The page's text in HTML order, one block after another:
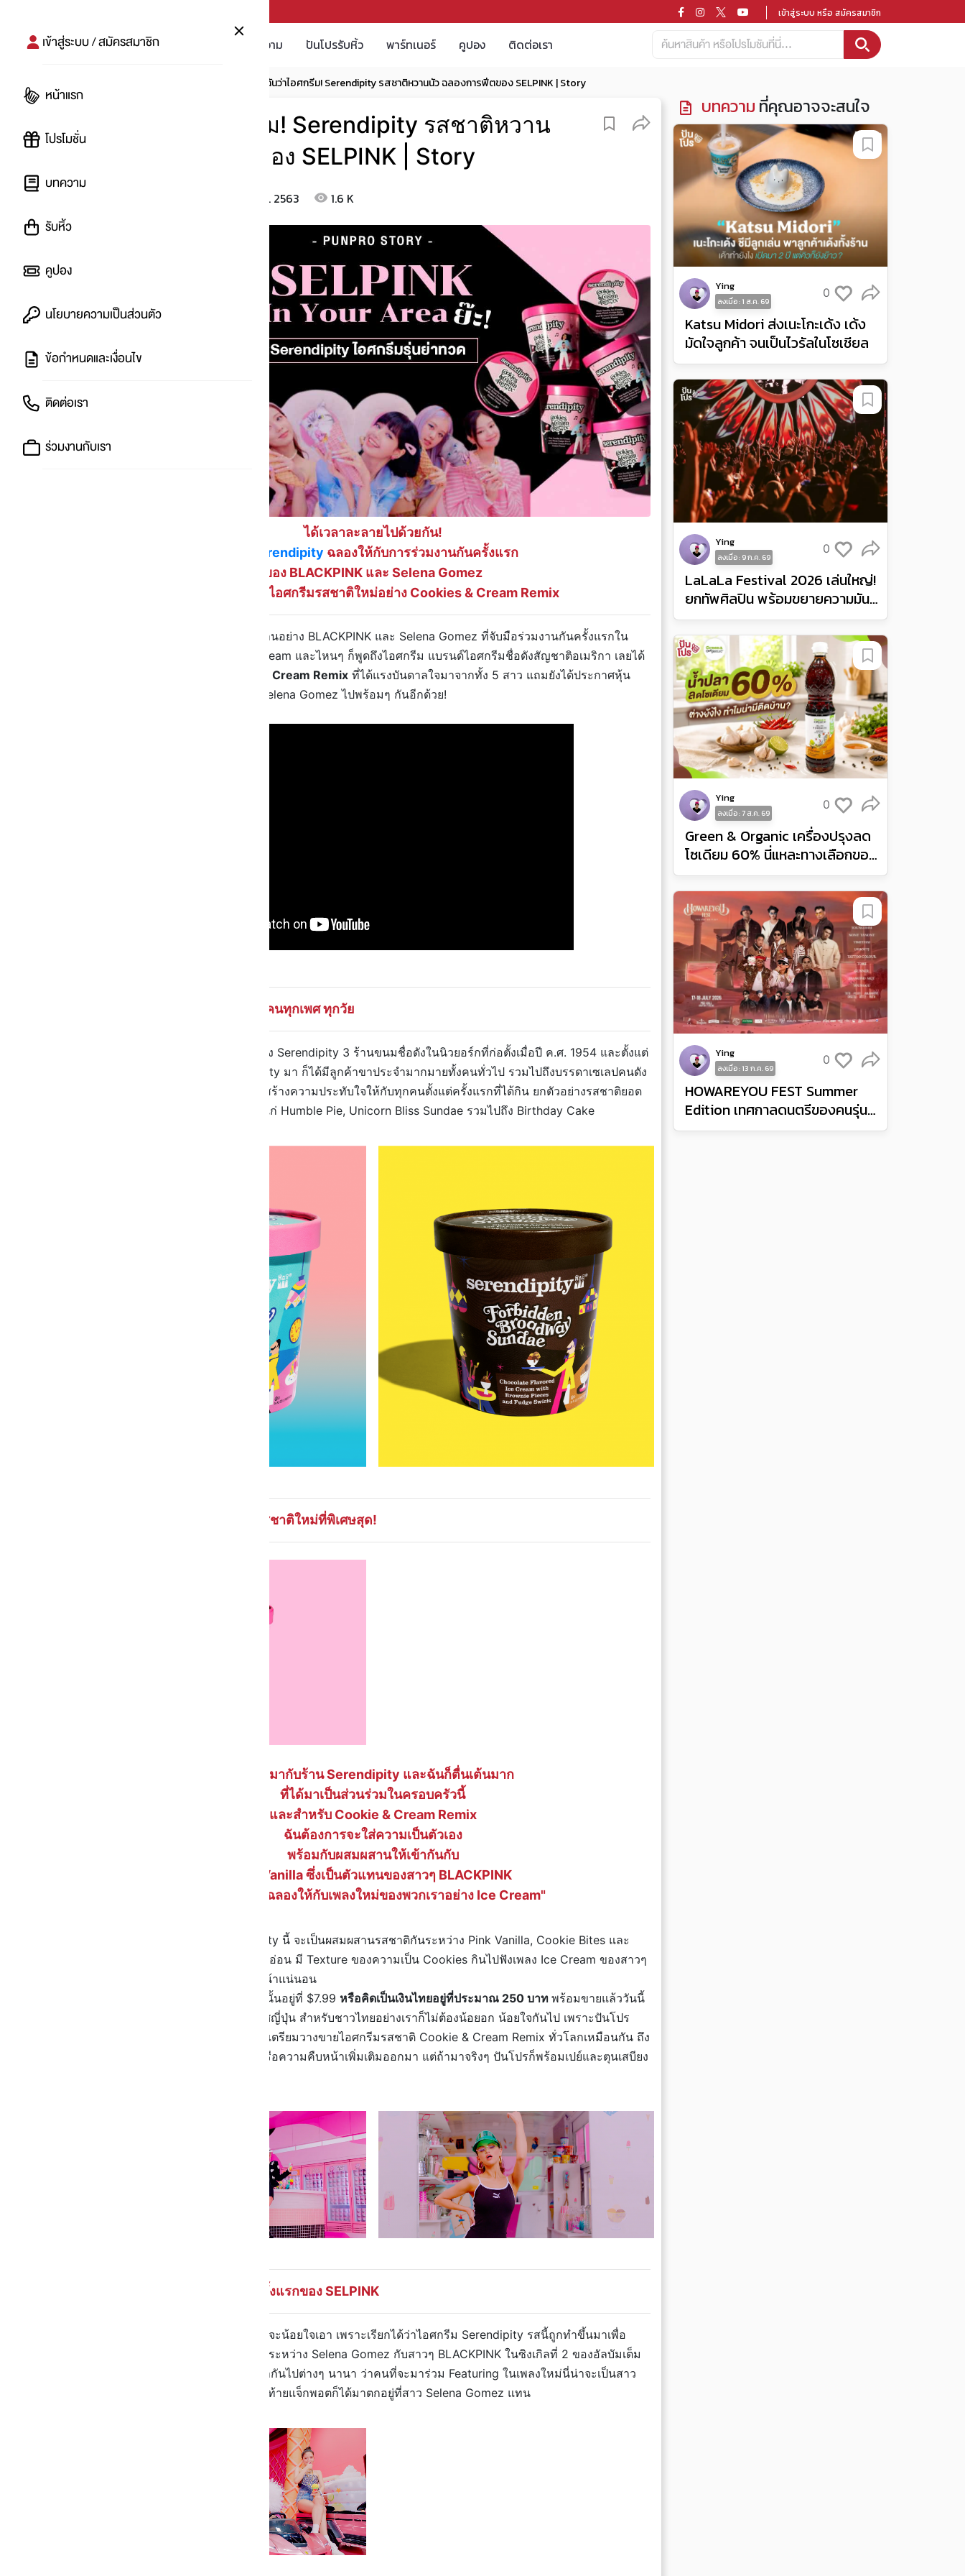
เข้าสู่ระบบ หรือ สมัครสมาชิก
บทความ ปันโปรรับหิ้ว พาร์ทเนอร์ คูปอง ติดต่อเรา
เข้าสู่ระบบ / สมัครสมาชิก
หน้าแรก
โปรโมชั่น
บทความ
รับหิ้ว
คูปอง
นโยบายความเป็นส่วนตัว
ข้อกำหนดและเงื่อนไข
ติดต่อเรา
ร่วมงานกับเรา
เรียกฉันว่าไอศกรีม! Serendipity รสชาติหวานนัว ฉลองการฟีตของ SELPINK | Story
เรียกฉันว่าไอศกรีม! Serendipity รสชาติหวาน
นัว ฉลองการฟีตของ SELPINK | Story
28 ส.ค. 2563 1.6 K
ได้เวลาละลายไปด้วยกัน!
Serendipity ฉลองให้กับการร่วมงานกันครั้งแรก
ของ BLACKPINK และ Selena Gomez
ด้วยการเปิดตัวไอศกรีมรสชาติใหม่อย่าง Cookies & Cream Remix
ต้อนรับการมาของศิลปินระดับตำนานอย่าง BLACKPINK และ Selena Gomez ที่จับมือร่วมงานกันครั้งแรกใน
ซิงเกิลที่มีชื่อเพลงน่ารักๆ ว่า Ice Cream และไหนๆ ก็พูดถึงไอศกรีม แบรนด์ไอศกรีมชื่อดังสัญชาติอเมริกา เลยได้
Cookies & Cream Remix ที่ได้แรงบันดาลใจมาจากทั้ง 5 สาว แถมยังได้ประกาศหุ้น
ส่วนของแบรนด์คนใหม่อย่างสาว Selena Gomez ไปพร้อมๆ กันอีกด้วย!
| Serendipity ไอศกรีมขวัญใจคนทุกเพศ ทุกวัย
Serendipity คือแบรนด์ไอศกรีมของ Serendipity 3 ร้านขนมชื่อดังในนิวยอร์กที่ก่อตั้งเมื่อปี ค.ศ. 1954 และตั้งแต่
เปิดตัวไลน์ไอศกรีมอย่าง Serendipity มา ก็ได้มีลูกค้าขาประจำมากมายทั้งคนทั่วไป รวมไปถึงบรรดาเซเลปคนดัง
โดยจุดเด่นของไอศกรีมที่นี่คือ การสร้างความประทับใจให้กับทุกคนตั้งแต่ครั้งแรกที่ได้กิน ยกตัวอย่างรสชาติยอด
นิยมที่วางจำหน่ายอยู่ในตอนนี้ก็ได้แก่ Humble Pie, Unicorn Bliss Sundae รวมไปถึง Birthday Cake
| Cookies & Cream Remix รสชาติใหม่ที่พิเศษสุด!
"ฉันโตมากับร้าน Serendipity และฉันก็ตื่นเต้นมาก
ที่ได้มาเป็นส่วนร่วมในครอบครัวนี้
และสำหรับ Cookie & Cream Remix
ฉันต้องการจะใส่ความเป็นตัวเอง
พร้อมกับผสมผสานให้เข้ากันกับ
Pink Vanilla ซึ่งเป็นตัวแทนของสาวๆ BLACKPINK
ในการเฉลิมฉลองให้กับเพลงใหม่ของพวกเราอย่าง Ice Cream"
ไอศกรีมรสชาติใหม่จาก Serendipity นี้ จะเป็นผสมผสานรสชาติกันระหว่าง Pink Vanilla, Cookie Bites และ
Fudge โดยมีเนื้อไอศกรีมเป็นสีชมพูอ่อน มี Texture ของความเป็น Cookies กินไปฟังเพลง Ice Cream ของสาวๆ
SELPINK ไปรับรองว่าฟินกันถ้วนหน้าแน่นอน
และสำหรับราคาค่าตัวของน้องเค้านั้นอยู่ที่ $7.99 หรือคิดเป็นเงินไทยอยู่ที่ประมาณ 250 บาท พร้อมขายแล้ววันนี้
ที่นิวยอร์กรวมไปถึงโตเกียว ประเทศญี่ปุ่น สำหรับชาวไทยอย่างเราก็ไม่ต้องน้อยอก น้อยใจกันไป เพราะปันโปร
แว่วๆ มาว่าทาง Serendipity กำลังเตรียมวางขายไอศกรีมรสชาติ Cookie & Cream Remix ทั่วโลกเหมือนกัน ถึง
แม้ตอนนี้จะยังไม่ได้มีรายละเอียดหรือความคืบหน้าเพิ่มเติมออกมา แต่ถ้ามาจริงๆ ปันโปรก็พร้อมเปย์และตุนเสบียง
| Ice Cream การร่วมงานกันครั้งแรกของ SELPINK
พูดถึงของกินมาตั้งนาน เดี๋ยวแฟนๆ จะน้อยใจเอา เพราะเรียกได้ว่าไอศกรีม Serendipity รสนี้ถูกทำขึ้นมาเพื่อ
เฉลิมฉลองให้กับการพบกันครั้งแรกระหว่าง Selena Gomez กับสาวๆ BLACKPINK ในซิงเกิลที่ 2 ของอัลบัมเต็ม
ที่ก่อนหน้านี้แฟนๆ หลายคนคาดเดากันไปต่างๆ นานา ว่าคนที่จะมาร่วม Featuring ในเพลงใหม่นี่น่าจะเป็นสาว
Ariana Grande หรือเปล่า จนผลสุดท้ายแจ็กพอตก็ได้มาตกอยู่ที่สาว Selena Gomez แทน
บทความ ที่คุณอาจจะสนใจ
Ying
ลงเมื่อ : 1 ส.ค. 69
Katsu Midori ส่งเนะโกะเด้ง เด้ง
มัดใจลูกค้า จนเป็นไวรัลในโซเชียล
0
Ying
ลงเมื่อ : 9 ก.ค. 69
LaLaLa Festival 2026 เล่นใหญ่!
ยกทัพศิลปิน พร้อมขยายความมันส์
จากอินโดนีเซียสู่ฟิลิปปินส์
0
Ying
ลงเมื่อ : 7 ส.ค. 69
Green & Organic เครื่องปรุงลด
โซเดียม 60% นี่แหละทางเลือกของ
คนเป็นโรคไต
0
Ying
ลงเมื่อ : 13 ก.ค. 69
HOWAREYOU FEST Summer
Edition เทศกาลดนตรีของคนรุ่น
ใหม่ ยกไวบส์เฟสติวัลและปาร์ตี้มา
0